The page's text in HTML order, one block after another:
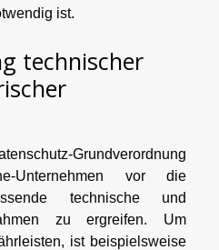
ist.
technischer
Grundverordnung
Unternehmen vor die
technische und
zu ergreifen. Um
ist beispielsweise